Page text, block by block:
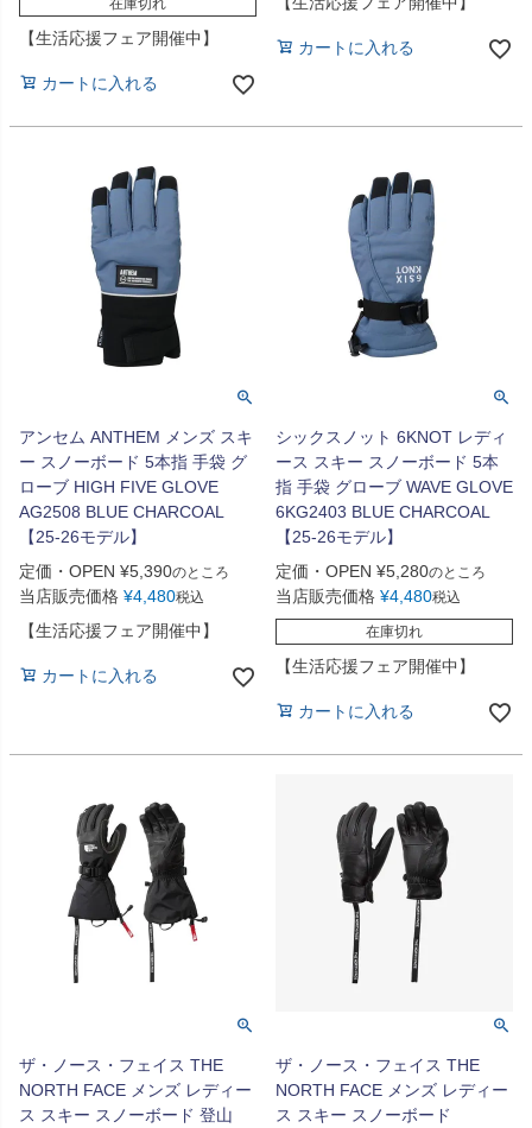
在庫切れ
【生活応援フェア開催中】
カートに入れる
カートに入れる
アンセム ANTHEM メンズ スキ
ー スノーボード 5本指 手袋 グ
ローブ HIGH FIVE GLOVE
AG2508 BLUE CHARCOAL
【25-26モデル】
定価・OPEN ¥5,390のところ
当店販売価格 ¥4,480税込
【生活応援フェア開催中】
カートに入れる
シックスノット 6KNOT レディ
ース スキー スノーボード 5本
指 手袋 グローブ WAVE GLOVE
6KG2403 BLUE CHARCOAL
【25-26モデル】
定価・OPEN ¥5,280のところ
当店販売価格 ¥4,480税込
在庫切れ
【生活応援フェア開催中】
カートに入れる
ザ・ノース・フェイス THE
NORTH FACE メンズ レディー
ス スキー スノーボード 登山
ザ・ノース・フェイス THE
NORTH FACE メンズ レディー
ス スキー スノーボード